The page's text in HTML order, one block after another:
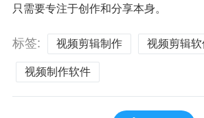
只需要专注于创作和分享本身。
标签: 视频剪辑制作 视频剪辑软
视频制作软件